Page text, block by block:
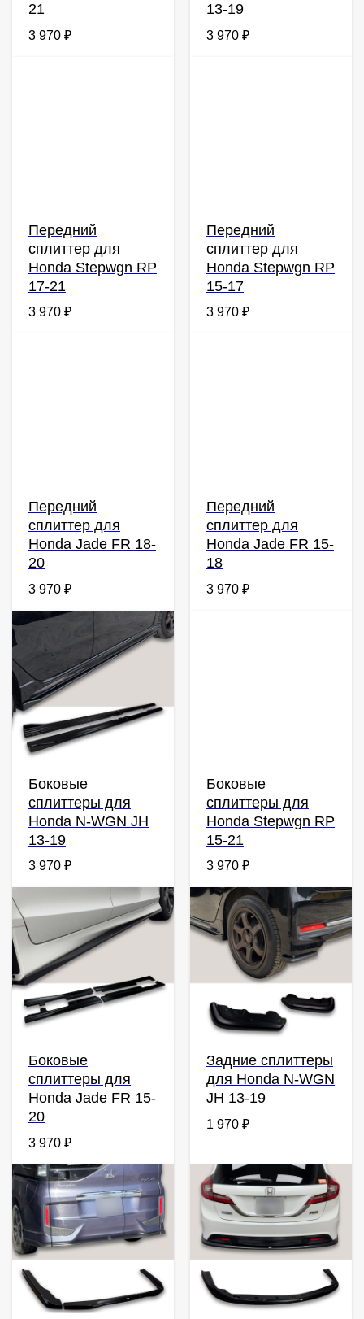
21
3 970 ₽
13-19
3 970 ₽
Передний
сплиттер для
Honda Stepwgn RP
17-21
3 970 ₽
Передний
сплиттер для
Honda Stepwgn RP
15-17
3 970 ₽
Передний
сплиттер для
Honda Jade FR 18-
20
3 970 ₽
Передний
сплиттер для
Honda Jade FR 15-
18
3 970 ₽
Боковые
сплиттеры для
Honda N-WGN JH
13-19
3 970 ₽
Боковые
сплиттеры для
Honda Stepwgn RP
15-21
3 970 ₽
Боковые
сплиттеры для
Honda Jade FR 15-
20
3 970 ₽
Задние сплиттеры
для Honda N-WGN
JH 13-19
1 970 ₽